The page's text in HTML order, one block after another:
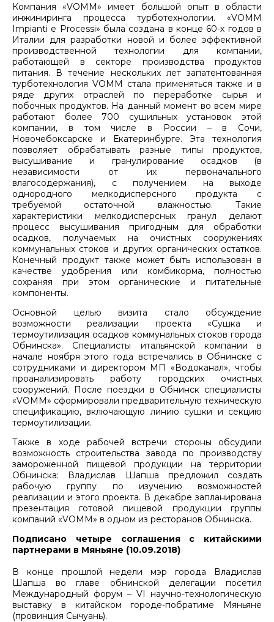
Компания «VOMM» имеет большой опыт в области
инжиниринга процесса турботехнологии. «VOMM
Impianti е Processi» была создана в конце 60-х годов в
Италии для разработки новой и более эффективной
производственной технологии для компании,
работающей в секторе производства продуктов
питания. В течение нескольких лет запатентованная
турботехнология VOMM стала применяться также и в
ряде других отраслей по переработке сырья и
побочных продуктов. На данный момент во всем мире
работают более 700 сушильных установок этой
компании, в том числе в России – в Сочи,
Новочебоксарске и Екатеринбурге. Эта технология
позволяет обрабатывать разные типы продуктов,
высушивание и гранулирование осадков (в
независимости от их первоначального
влагосодержания), с получением на выходе
однородного мелкодисперсного продукта с
требуемой остаточной влажностью. Такие
характеристики мелкодисперсных гранул делают
процесс высушивания пригодным для обработки
осадков, получаемых на очистных сооружениях
коммунальных стоков и других органических остатков.
Конечный продукт также может быть использован в
качестве удобрения или комбикорма, полностью
сохраняя при этом органические и питательные
компоненты.
Основной целью визита стало обсуждение
возможности реализации проекта «Сушка и
термоутилизация осадков коммунальных стоков города
Обнинска». Специалисты итальянской компании в
начале ноября этого года встречались в Обнинске с
сотрудниками и директором МП «Водоканал», чтобы
проанализировать работу городских очистных
сооружений. После поездки в Обнинск специалисты
«VOMM» сформировали предварительную техническую
спецификацию, включающую линию сушки и секцию
термоутилизации.
Также в ходе рабочей встречи стороны обсудили
возможность строительства завода по производству
замороженной пищевой продукции на территории
Обнинска: Владислав Шапша предложил создать
рабочую группу по изучению возможностей
реализации и этого проекта. В декабре запланирована
презентация готовой пищевой продукции группы
компаний «VOMM» в одном из ресторанов Обнинска.
Подписано четыре соглашения с китайскими
партнерами в Мяньяне (10.09.2018)
В конце прошлой недели мэр города Владислав
Шапша во главе обнинской делегации посетил
Международный форум – VI научно-технологическую
выставку в китайском городе-побратиме Мяньяне
(провинция Сычуань).